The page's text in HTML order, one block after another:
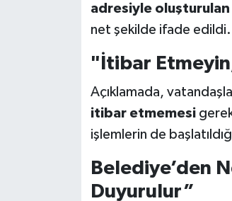
adresiyle oluşturulan
net şekilde ifade edildi.
"İtibar
Açıklamada,
itibar etmemesi
işlemlerin de
Belediye’den
Duyurulur”